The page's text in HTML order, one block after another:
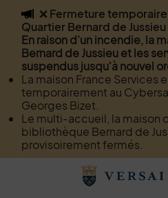
Flash info
❌ Fermeture
Quartier Bernard de Jussieu
En raison d'un incendie, la
Bernard de Jussieu et les
suspendus jusqu'à nouvel
La maison France Services
temporairement au
Georges Bizet.
Le multi-accueil, la maison
bibliothèque Bernard de
provisoirement fermés.
Menu de raccourcis
Menu
Recherche
Page de contact
Contenu